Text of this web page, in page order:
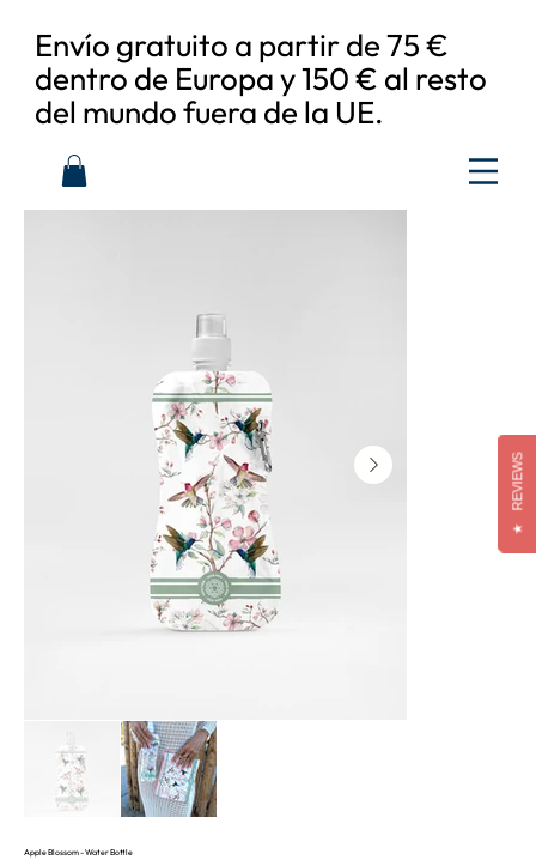
Envío gratuito a partir de 75 €
dentro de Europa y 150 € al resto
del mundo fuera de la UE.
Apple Blossom - Water Bottle
★
REVIEWS